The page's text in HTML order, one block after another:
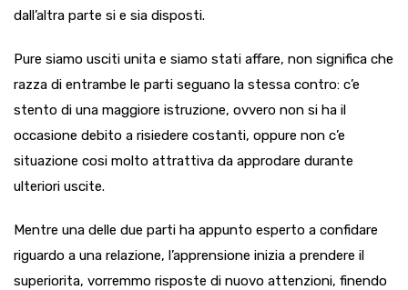
dall’altra parte si e sia disposti.
Pure siamo usciti unita e siamo stati affare, non significa che
razza di entrambe le parti seguano la stessa contro: c’e
stento di una maggiore istruzione, ovvero non si ha il
occasione debito a risiedere costanti, oppure non c’e
situazione cosi molto attrattiva da approdare durante
ulteriori uscite.
Mentre una delle due parti ha appunto esperto a confidare
riguardo a una relazione, l’apprensione inizia a prendere il
superiorita, vorremmo risposte di nuovo attenzioni, finendo